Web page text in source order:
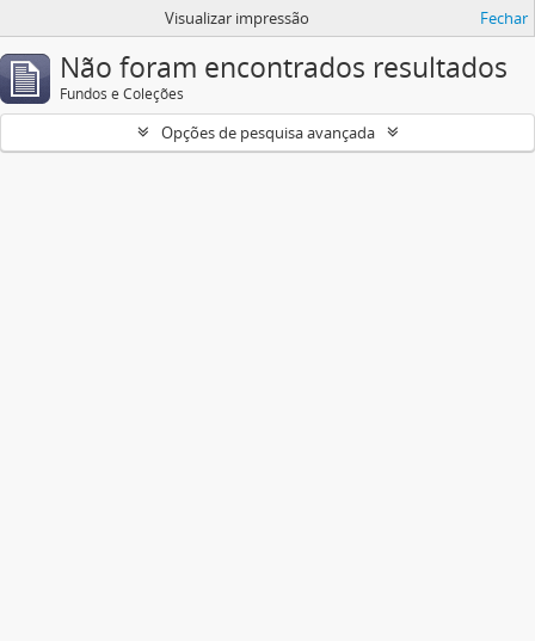
Visualizar impressão Fechar
Não foram encontrados resultados
Fundos e Coleções
Opções de pesquisa avançada